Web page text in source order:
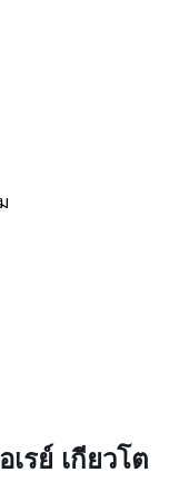
รย์ เกียวโต